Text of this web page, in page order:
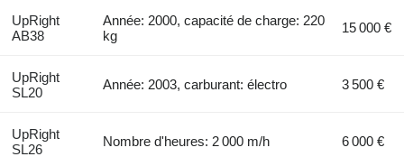
UpRight
AB38
Année: 2000, capacité de charge: 220
kg
15 000 €
UpRight
SL20
Année: 2003, carburant: électro 3 500 €
UpRight
SL26
Nombre d'heures: 2 000 m/h 6 000 €